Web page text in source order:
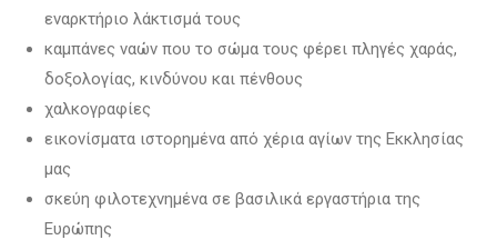
εναρκτήριο λάκτισμά τους
καμπάνες ναών που το σώμα τους φέρει πληγές χαράς,
δοξολογίας, κινδύνου και πένθους
χαλκογραφίες
εικονίσματα ιστορημένα από χέρια αγίων της Εκκλησίας
μας
σκεύη φιλοτεχνημένα σε βασιλικά εργαστήρια της
Ευρώπης